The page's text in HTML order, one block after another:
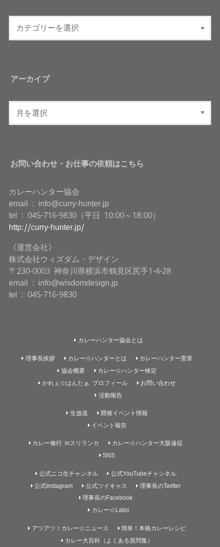
アーカイブ
お問い合わせ・お仕事の依頼はこちら
カレーハンター協会
email : info@curry-hunter.jp
tel : 045-716-9830（平日 10:00～18:00）
http://curry-hunter.jp/
《運営会社》
株式会社ウィズダム・デザイン
〒230-0003 神奈川県横浜市鶴見区尻手1-4-28
email : info@wisdomdesign.jp
tel : 045-716-9830
カレーハンター協会とは
理事長挨拶 カレー☆ハンターとは
カレーハンター憲章
協会概要
カレー☆ハンター検定
かれぇ☆はんたぁ プロフィール
お問い合わせ
活動報告
生放送
開催イベント情報
イベント報告
カレー修行 inスリランカ
カレー☆ハンター大阪遠征
SNS
公式ニコ生チャンネル
公式YouTubeチャンネル
公式Instagram
公式ツイキャス
理事長のTwitter
理事長のFacebook
カレー☆Labo
アツアツ！カレー☆ニュース
簡単！本格カレーレシピ
カレー大百科（よくある質問集）